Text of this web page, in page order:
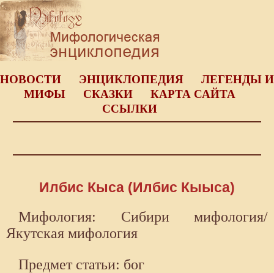
НОВОСТИ ЭНЦИКЛОПЕДИЯ
ЛЕГЕНДЫ И
МИФЫ
СКАЗКИ
КАРТА САЙТА
ССЫЛКИ
Илбис Кыса (Илбис Кыыса)
Мифология: Сибири мифология/
Якутская мифология
Предмет статьи: бог